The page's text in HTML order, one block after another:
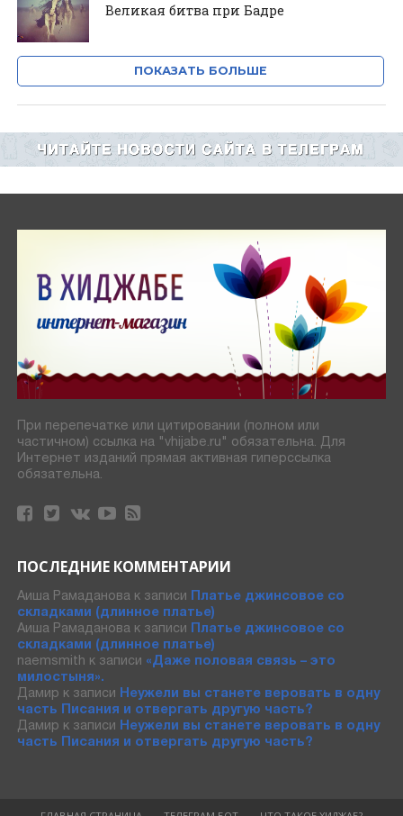
Великая битва при Бадре
ПОКАЗАТЬ БОЛЬШЕ
При перепечатке или цитировании (полном или
частичном) ссылка на "vhijabe.ru" обязательна. Для
Интернет изданий прямая активная гиперссылка
обязательна.
ПОСЛЕДНИЕ КОММЕНТАРИИ
Аиша Рамадановак записи Платье джинсовое со
складками (длинное платье)
Аиша Рамадановак записи Платье джинсовое со
складками (длинное платье)
naemsmith к записи «Даже половая связь – это
милостыня».
Дамир к записи Неужели вы станете веровать в одну
часть Писания и отвергать другую часть?
Дамир к записи Неужели вы станете веровать в одну
часть Писания и отвергать другую часть?